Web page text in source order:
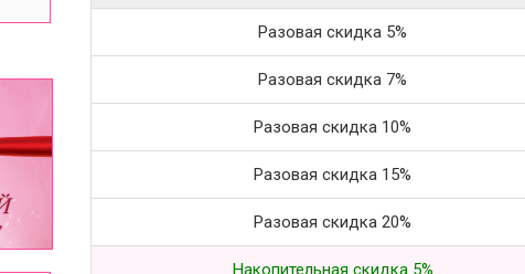
Разовая скидка 5%
Разовая скидка 7%
Разовая скидка 10%
Разовая скидка 15%
Разовая скидка 20%
Накопительная скидка 5%